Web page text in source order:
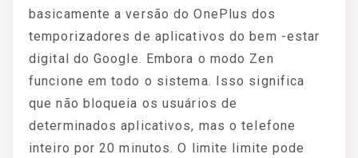
basicamente a versão do OnePlus dos
temporizadores de aplicativos do bem -estar
digital do Google. Embora o modo Zen
funcione em todo o sistema. Isso significa
que não bloqueia os usuários de
determinados aplicativos, mas o telefone
inteiro por 20 minutos. O limite limite pode